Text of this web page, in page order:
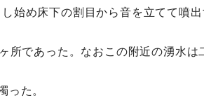
始め床下の割目から音を立てて噴
所であった。なおこの附近の湧水は
った。